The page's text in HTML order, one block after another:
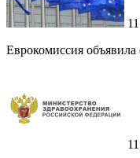
Еврокомиссия